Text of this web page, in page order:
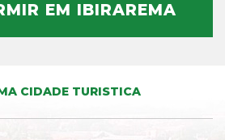
EM IBIRAREMA
CIDADE TURISTICA